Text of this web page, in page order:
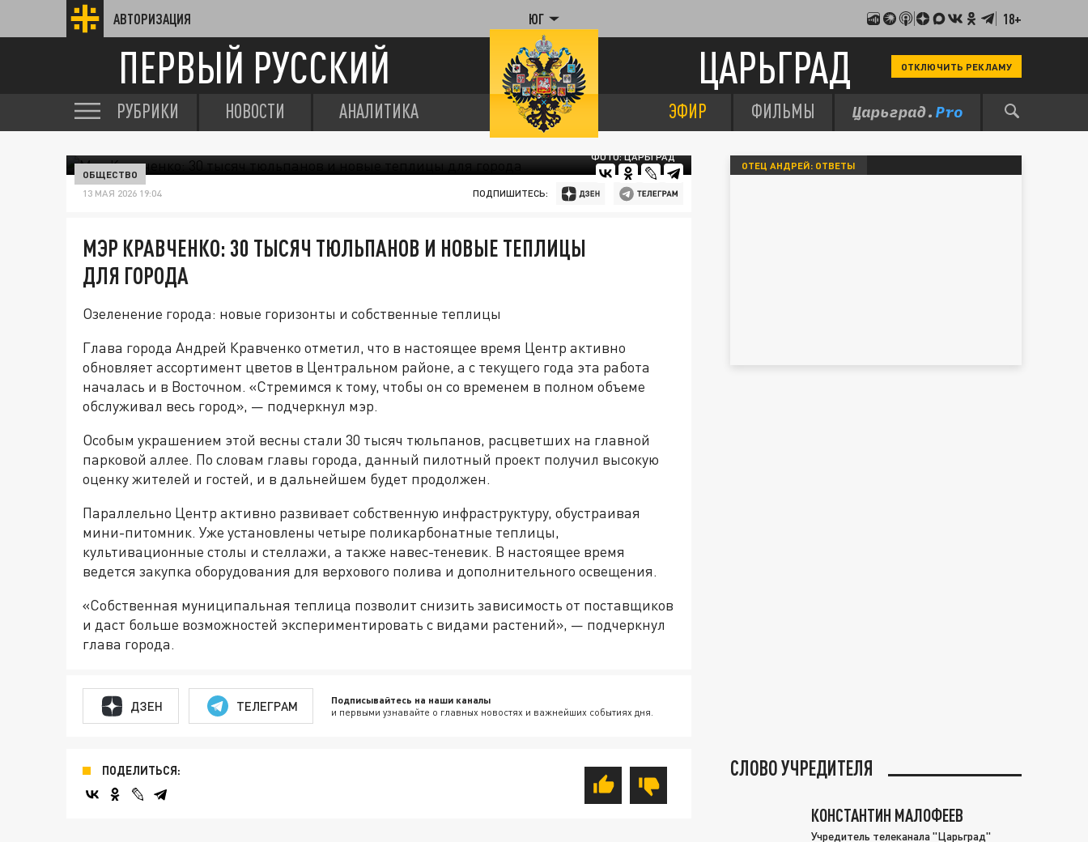
АВТОРИЗАЦИЯ ЮГ 18+
ПЕРВЫЙ РУССКИЙ ЦАРЬГРАД ОТКЛЮЧИТЬ РЕКЛАМУ
РУБРИКИ НОВОСТИ АНАЛИТИКА ЭФИР ФИЛЬМЫ
ФОТО: ЦАРЬГРАД
ОБЩЕСТВО
13 МАЯ 2026 19:04 ПОДПИШИТЕСЬ:
МЭР КРАВЧЕНКО: 30 ТЫСЯЧ ТЮЛЬПАНОВ И НОВЫЕ ТЕПЛИЦЫ
ДЛЯ ГОРОДА
Озеленение города: новые горизонты и собственные теплицы
Глава города Андрей Кравченко отметил, что в настоящее время Центр активно
обновляет ассортимент цветов в Центральном районе, а с текущего года эта работа
началась и в Восточном. «Стремимся к тому, чтобы он со временем в полном объеме
обслуживал весь город», — подчеркнул мэр.
Особым украшением этой весны стали 30 тысяч тюльпанов, расцветших на главной
парковой аллее. По словам главы города, данный пилотный проект получил высокую
оценку жителей и гостей, и в дальнейшем будет продолжен.
Параллельно Центр активно развивает собственную инфраструктуру, обустраивая
мини-питомник. Уже установлены четыре поликарбонатные теплицы,
культивационные столы и стеллажи, а также навес-теневик. В настоящее время
ведется закупка оборудования для верхового полива и дополнительного освещения.
«Собственная муниципальная теплица позволит снизить зависимость от поставщиков
и даст больше возможностей экспериментировать с видами растений», — подчеркнул
глава города.
ДЗЕН ТЕЛЕГРАМ Подписывайтесь на наши каналы
и первыми узнавайте о главных новостях и важнейших событиях дня.
ПОДЕЛИТЬСЯ:
ОТЕЦ АНДРЕЙ: ОТВЕТЫ
СЛОВО УЧРЕДИТЕЛЯ
КОНСТАНТИН МАЛОФЕЕВ
Учредитель телеканала "Царьград"